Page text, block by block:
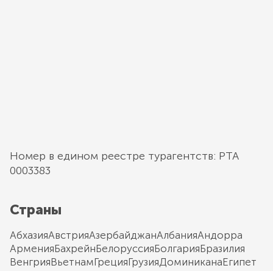
Номер в едином реестре турагентств: РТА
0003383
Страны
АбхазияАвстрияАзербайджанАлбанияАндорра
АрменияБахрейнБелоруссияБолгарияБразилия
ВенгрияВьетнамГрецияГрузияДоминиканаЕгипет